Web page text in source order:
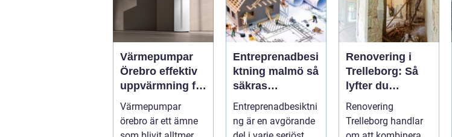
Värmepumpar
Örebro effektiv
uppvärmning för
hus och
fastigheter
Värmepumpar
örebro är ett ämne
Entreprenadbesi
ktning malmö så
säkras
kvaliteten i
byggprojekt
Entreprenadbesiktni
ng är en avgörande
Renovering i
Trelleborg: Så
lyfter du
hemmet på ett
smart sätt
Renovering
Trelleborg handlar